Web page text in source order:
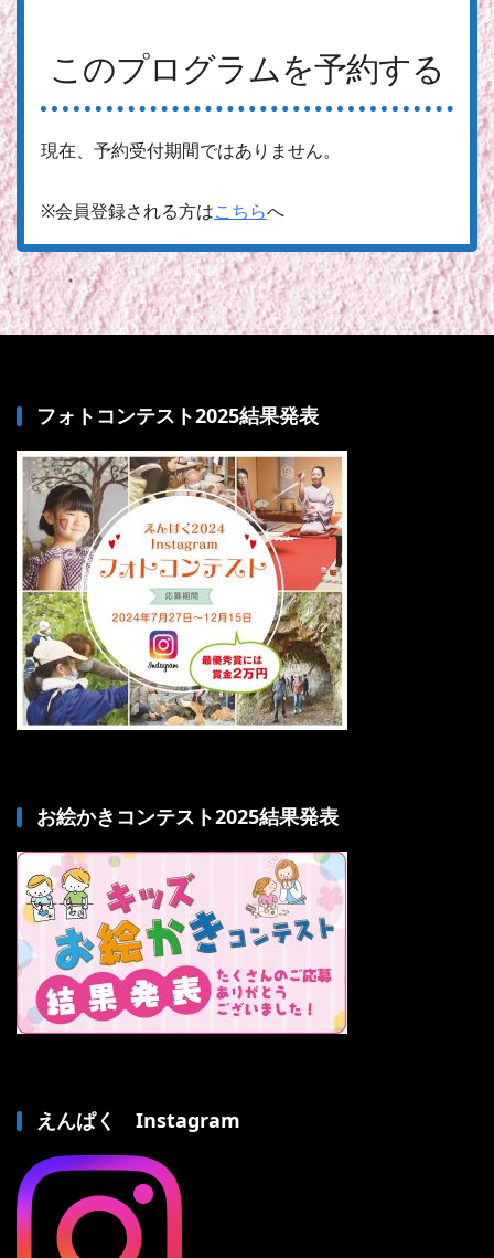
このプログラムを予約する
現在、予約受付期間ではありません。
※会員登録される方はこちらへ
フォトコンテスト2025結果発表
お絵かきコンテスト2025結果発表
えんぱく Instagram